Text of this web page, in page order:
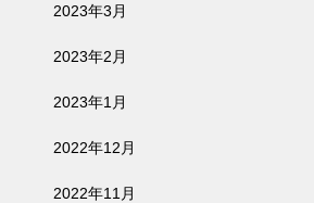
2023年3月
2023年2月
2023年1月
2022年12月
2022年11月